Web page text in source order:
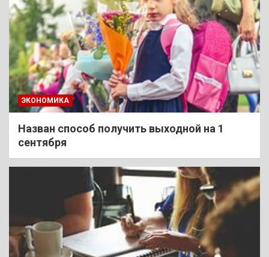
ЭКОНОМИКА
Назван способ получить выходной на 1
сентября